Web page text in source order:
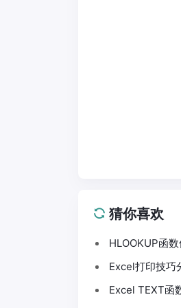
猜你喜欢
HLOOKUP函
Excel打印技巧
Excel TEXT函